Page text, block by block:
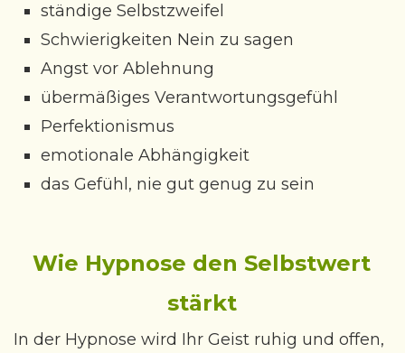
ständige Selbstzweifel
Schwierigkeiten Nein zu sagen
Angst vor Ablehnung
übermäßiges Verantwortungsgefühl
Perfektionismus
emotionale Abhängigkeit
das Gefühl, nie gut genug zu sein
Wie Hypnose den Selbstwert
stärkt
In der Hypnose wird Ihr Geist ruhig und offen,